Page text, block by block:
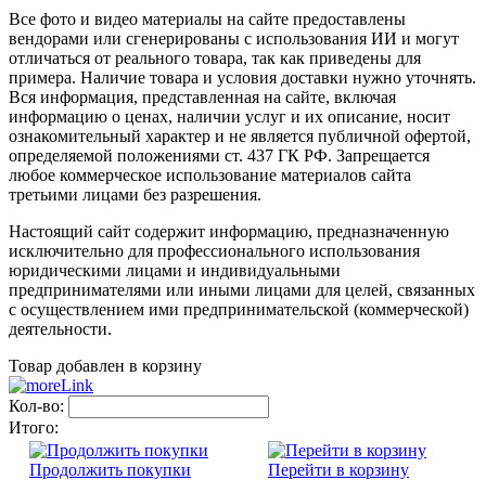
Все фото и видео материалы на сайте предоставлены
вендорами или сгенерированы с использования ИИ и могут
отличаться от реального товара, так как приведены для
примера. Наличие товара и условия доставки нужно уточнять.
Вся информация, представленная на сайте, включая
информацию о ценах, наличии услуг и их описание, носит
ознакомительный характер и не является публичной офертой,
определяемой положениями ст. 437 ГК РФ. Запрещается
любое коммерческое использование материалов сайта
третьими лицами без разрешения.
Настоящий сайт содержит информацию, предназначенную
исключительно для профессионального использования
юридическими лицами и индивидуальными
предпринимателями или иными лицами для целей, связанных
с осуществлением ими предпринимательской (коммерческой)
деятельности.
Товар добавлен в корзину
Кол-во:
Итого:
Продолжить покупки
Перейти в корзину